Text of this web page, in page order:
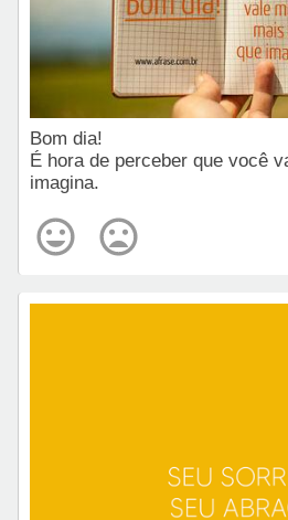
Bom dia!
É hora de perceber que você
imagina.